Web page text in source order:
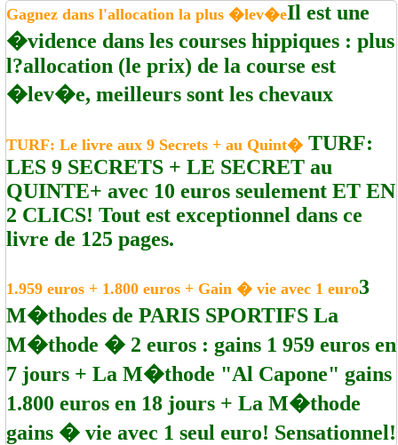
Gagnez dans l'allocation la plus �lev�eIl est une
�vidence dans les courses hippiques : plus
l?allocation (le prix) de la course est
�lev�e, meilleurs sont les chevaux
TURF: Le livre aux 9 Secrets + au Quint� TURF:
LES 9 SECRETS + LE SECRET au
QUINTE+ avec 10 euros seulement ET EN
2 CLICS! Tout est exceptionnel dans ce
livre de 125 pages.
1.959 euros + 1.800 euros + Gain � vie avec 1 euro3
M�thodes de PARIS SPORTIFS La
M�thode � 2 euros : gains 1 959 euros en
7 jours + La M�thode "Al Capone" gains
1.800 euros en 18 jours + La M�thode
gains � vie avec 1 seul euro! Sensationnel!